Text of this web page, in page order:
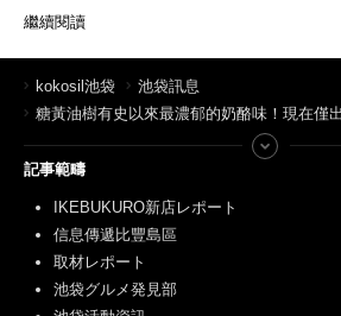
繼續閱讀
kokosil池袋
池袋訊息
糖黃油樹有史以來最濃郁的奶酪味！現在僅
記事範疇
IKEBUKURO新店レポート
信息傳遞比豐島區
取材レポート
池袋グルメ発見部